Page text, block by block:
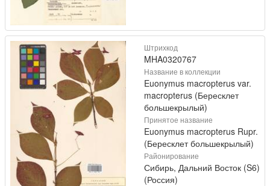
Штрихкод
MHA0320767
Название в коллекции
Euonymus macropterus var.
macropterus (Бересклет
большекрылый)
Принятое название
Euonymus macropterus Rupr.
(Бересклет большекрылый)
Районирование
Сибирь, Дальний Восток (S6)
(Россия)